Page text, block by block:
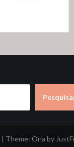
| Theme: Oria by